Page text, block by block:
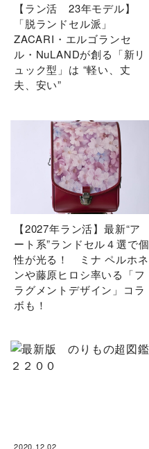
【ラン活 23年モデル】
「脱ランドセル派」
ZACARI・エルゴランセ
ル・NuLANDが創る「新リ
ュック型」は “軽い、丈
夫、安い”
【2027年ラン活】最新“ア
ート系”ランドセル４選で個
性が光る！ ミナ ペルホネ
ンや藤原ヒロシ率いる「フ
ラグメントデザイン」コラ
ボも！
2020.12.02